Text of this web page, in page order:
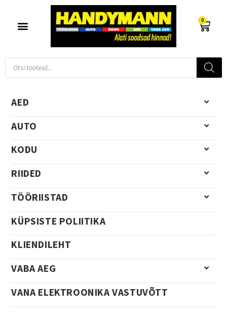
0
AED
AUTO
KODU
RIIDED
TÖÖRIISTAD
KÜPSISTE POLIITIKA
KLIENDILEHT
VABA AEG
VANA ELEKTROONIKA VASTUVÕTT